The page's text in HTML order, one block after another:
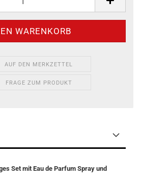
AUF DEN MERKZETTEL
FRAGE ZUM PRODUKT
Set mit Eau de Parfum Spray und